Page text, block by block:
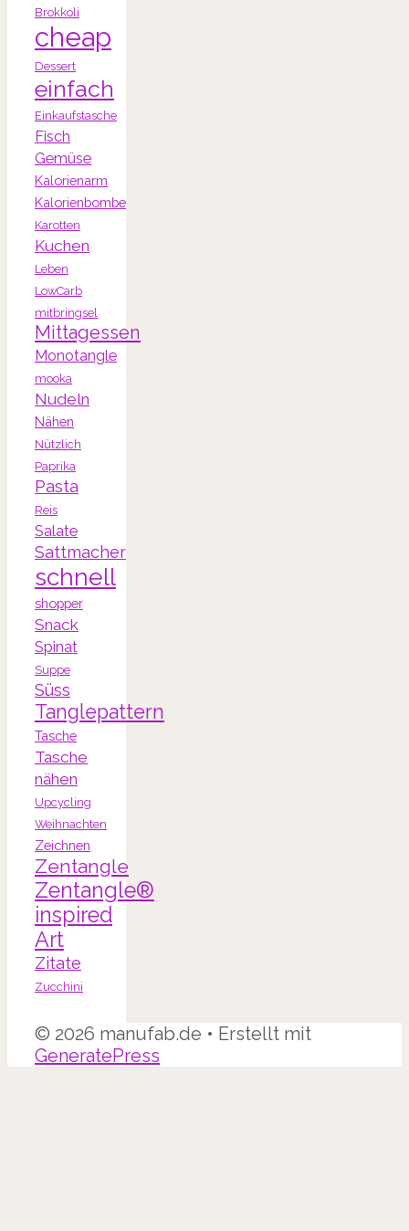
Brokkoli
cheap
Dessert
einfach
Einkaufstasche
Fisch
Gemüse
Kalorienarm
Kalorienbombe
Karotten
Kuchen
Leben
LowCarb
mitbringsel
Mittagessen
Monotangle
mooka
Nudeln
Nähen
Nützlich
Paprika
Pasta
Reis
Salate
Sattmacher
schnell
shopper
Snack
Spinat
Suppe
Süss
Tanglepattern
Tasche
Tasche
nähen
Upcycling
Weihnachten
Zeichnen
Zentangle
Zentangle®
inspired
Art
Zitate
Zucchini
© 2026 manufab.de • Erstellt mit
GeneratePress